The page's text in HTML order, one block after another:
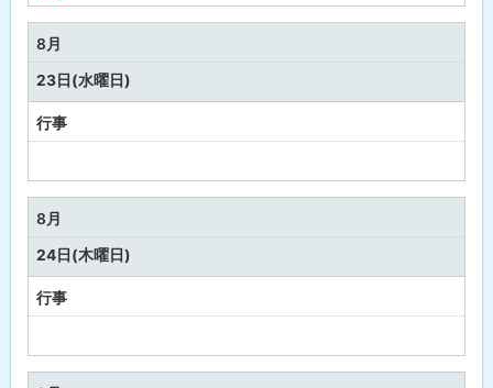
福
祉
・
健
康
8月
23日(水曜日)
行事
定
な
し
8月
24日(木曜日)
行事
定